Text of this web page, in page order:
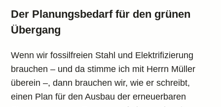
Der Planungsbedarf für den grünen
Übergang
Wenn wir fossilfreien Stahl und Elektrifizierung
brauchen – und da stimme ich mit Herrn Müller
überein –, dann brauchen wir, wie er schreibt,
einen Plan für den Ausbau der erneuerbaren